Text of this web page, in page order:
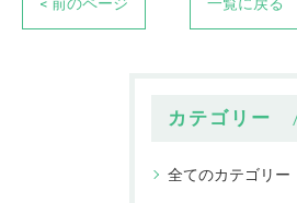
カテゴリー
全てのカテゴリー